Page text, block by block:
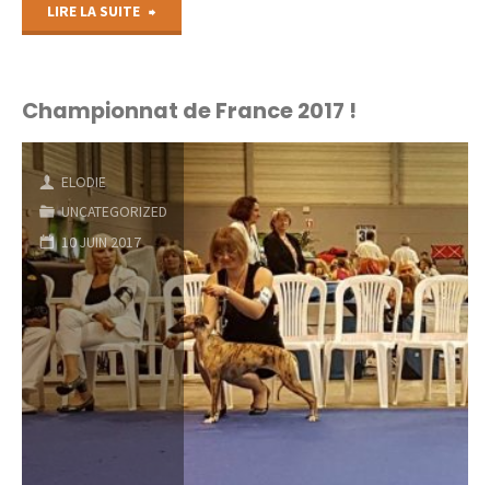
LIRE LA SUITE
chiots
!"
Championnat de France 2017 !
ELODIE
UNCATEGORIZED
10 JUIN 2017